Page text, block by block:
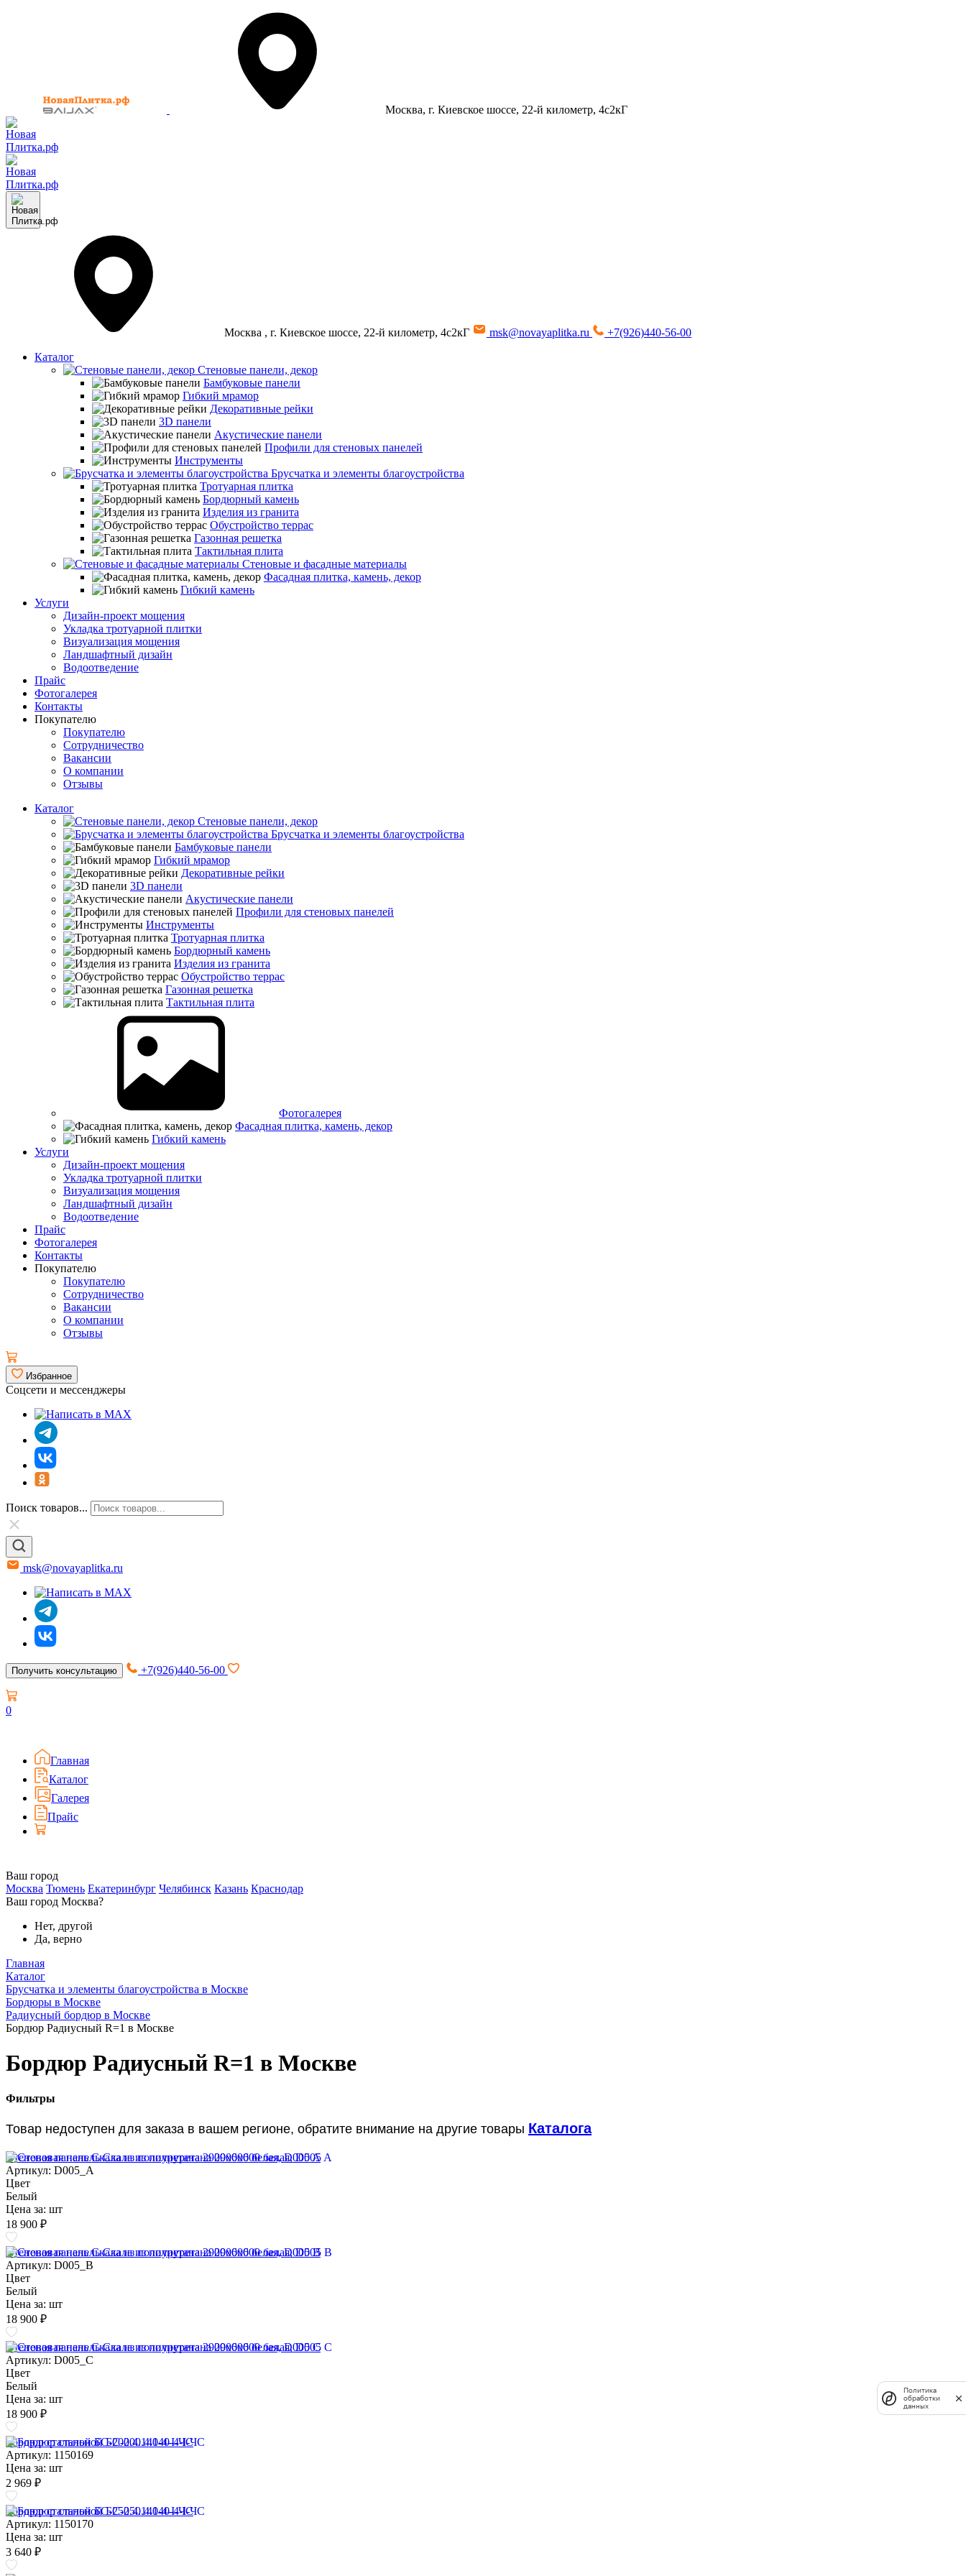
Москва, г. Киевское шоссе, 22-й километр, 4с2кГ
Москва , г. Киевское шоссе, 22-й километр, 4с2кГ msk@novayaplitka.ru
+7(926)440-56-00
Каталог
Стеновые панели, декор
Бамбуковые панели
Гибкий мрамор
Декоративные рейки
3D панели
Акустические панели
Профили для стеновых панелей
Инструменты
Брусчатка и элементы благоустройства
Тротуарная плитка
Бордюрный камень
Изделия из гранита
Обустройство террас
Газонная решетка
Тактильная плита
Стеновые и фасадные материалы
Фасадная плитка, камень, декор
Гибкий камень
Услуги
Дизайн-проект мощения
Укладка тротуарной плитки
Визуализация мощения
Ландшафтный дизайн
Водоотведение
Прайс
Фотогалерея
Контакты
Покупателю
Покупателю
Сотрудничество
Вакансии
О компании
Отзывы
Каталог
Стеновые панели, декор
Брусчатка и элементы благоустройства
Бамбуковые панели
Гибкий мрамор
Декоративные рейки
3D панели
Акустические панели
Профили для стеновых панелей
Инструменты
Тротуарная плитка
Бордюрный камень
Изделия из гранита
Обустройство террас
Газонная решетка
Тактильная плита
Фотогалерея
Фасадная плитка, камень, декор
Гибкий камень
Услуги
Дизайн-проект мощения
Укладка тротуарной плитки
Визуализация мощения
Ландшафтный дизайн
Водоотведение
Прайс
Фотогалерея
Контакты
Покупателю
Покупателю
Сотрудничество
Вакансии
О компании
Отзывы
Избранное
Соцсети и мессенджеры
Поиск товаров...
msk@novayaplitka.ru
Получить консультацию +7(926)440-56-00
0
Главная
Каталог
Галерея
Прайс
Ваш город
Москва Тюмень Екатеринбург Челябинск Казань Краснодар
Ваш город Москва?
Нет, другой
Да, верно
Главная
Каталог
Брусчатка и элементы благоустройства в Москве
Бордюры в Москве
Радиусный бордюр в Москве
Бордюр Радиусный R=1 в Москве
Бордюр Радиусный R=1 в Москве
Фильтры
Товар недоступен для заказа в вашем регионе, обратите внимание на другие товары Каталога
Стеновая панель Скала из полиуретана 2900х600 белая, D005 A
Артикул: D005_A
Цвет
Белый
Цена за: шт
18 900 ₽
Стеновая панель Скала из полиуретана 2900х600 белая, D005 B
Артикул: D005_B
Цвет
Белый
Цена за: шт
18 900 ₽
Стеновая панель Скала из полиуретана 2900х600 белая, D005 C
Артикул: D005_C
Цвет
Белый
Цена за: шт
18 900 ₽
Бордюр стальной БС-200.4.140-4-I-ЧС
Артикул: 1150169
Цена за: шт
2 969 ₽
Бордюр стальной БС-250.4.140-4-I-ЧС
Артикул: 1150170
Цена за: шт
3 640 ₽
Политика
обработки
данных